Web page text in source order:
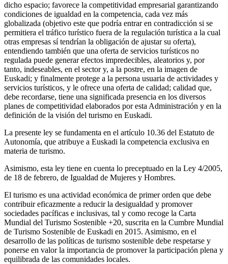
dicho espacio; favorece la competitividad empresarial garantizando
condiciones de igualdad en la competencia, cada vez más
globalizada (objetivo este que podría entrar en contradicción si se
permitiera el tráfico turístico fuera de la regulación turística a la cual
otras empresas sí tendrían la obligación de ajustar su oferta),
entendiendo también que una oferta de servicios turísticos no
regulada puede generar efectos impredecibles, aleatorios y, por
tanto, indeseables, en el sector y, a la postre, en la imagen de
Euskadi; y finalmente protege a la persona usuaria de actividades y
servicios turísticos, y le ofrece una oferta de calidad; calidad que,
debe recordarse, tiene una significada presencia en los diversos
planes de competitividad elaborados por esta Administración y en la
definición de la visión del turismo en Euskadi.
La presente ley se fundamenta en el artículo 10.36 del Estatuto de
Autonomía, que atribuye a Euskadi la competencia exclusiva en
materia de turismo.
Asimismo, esta ley tiene en cuenta lo preceptuado en la Ley 4/2005,
de 18 de febrero, de Igualdad de Mujeres y Hombres.
El turismo es una actividad económica de primer orden que debe
contribuir eficazmente a reducir la desigualdad y promover
sociedades pacíficas e inclusivas, tal y como recoge la Carta
Mundial del Turismo Sostenible +20, suscrita en la Cumbre Mundial
de Turismo Sostenible de Euskadi en 2015. Asimismo, en el
desarrollo de las políticas de turismo sostenible debe respetarse y
ponerse en valor la importancia de promover la participación plena y
equilibrada de las comunidades locales.